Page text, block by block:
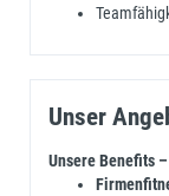
Unser
Unsere Benefits